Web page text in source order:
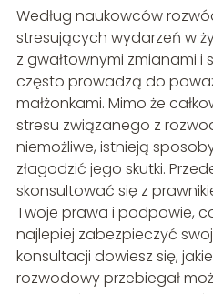
Według naukowców
stresujących wydarzeń w
z gwałtownymi zmianami i
często prowadzą do
małżonkami. Mimo że
stresu związanego z
niemożliwe, istnieją
złagodzić jego skutki.
skonsultować się z
Twoje prawa i podpowie,
najlepiej zabezpieczyć
konsultacji dowiesz się,
rozwodowy przebiegał